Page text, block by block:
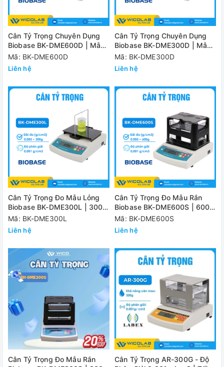
Cân Tỷ Trọng Chuyên Dụng
Biobase BK-DME600D | Mẫu
Rắn & Mẫu Lỏng
Mã: BK-DME600D
Liên hệ
Cân Tỷ Trọng Chuyên Dụng
Biobase BK-DME300D | Mẫu
Rắn & Mẫu Lỏng
Mã: BK-DME300D
Liên hệ
Cân Tỷ Trọng Đo Mẫu Lỏng
Biobase BK-DME300L | 300
Gram
Mã: BK-DME300L
Liên hệ
Cân Tỷ Trọng Đo Mẫu Rắn
Biobase BK-DME600S | 600
Gram
Mã: BK-DME600S
Liên hệ
Cân Tỷ Trọng Đo Mẫu Rắn
Cân Tỷ Trọng AR-300G - Độ